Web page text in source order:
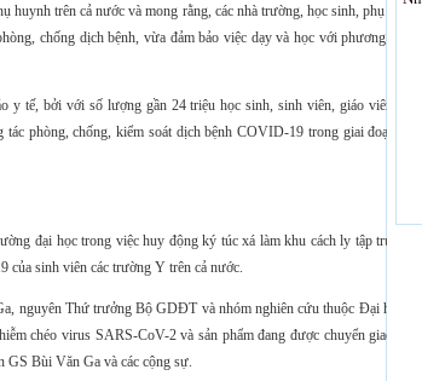
trên cả nước và mong rằng, các nhà trường, học sinh, phụ huynh
chống dịch bệnh, vừa đảm bảo việc dạy và học với phương châm,
y tế, bởi với số lượng gần 24 triệu học sinh, sinh viên, giáo viên, việc
phòng, chống, kiểm soát dịch bệnh COVID-19 trong giai đoạn hiện
đại học trong việc huy động ký túc xá làm khu cách ly tập trung và
sinh viên các trường Y trên cả nước.
nguyên Thứ trưởng Bộ GDĐT và nhóm nghiên cứu thuộc Đại học Đà
chéo virus SARS-CoV-2 và sản phẩm đang được chuyển giao rộng
GS Bùi Văn Ga và các cộng sự.